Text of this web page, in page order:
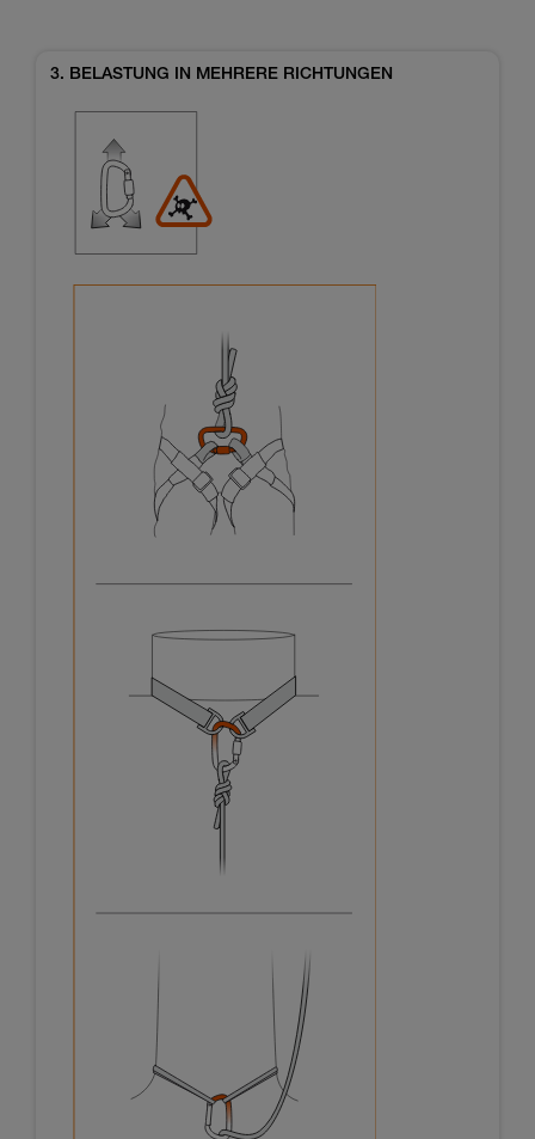
3. BELASTUNG IN MEHRERE RICHTUNGEN